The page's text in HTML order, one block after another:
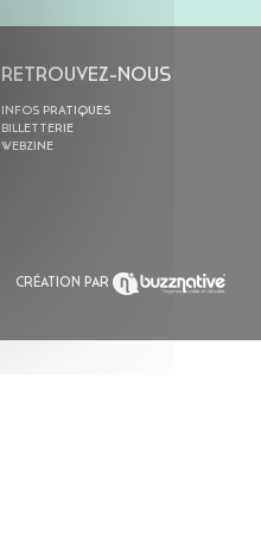
RETROUVEZ-NOUS
INFOS PRATIQUES
BILLETTERIE
WEBZINE
CRÉATION PAR